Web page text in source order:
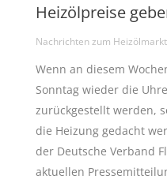
Heizölpreise
Nachrichten zum Heizölmarkt
Wenn an diesem
Sonntag wieder die
zurückgestellt werden,
die Heizung gedacht
der Deutsche Verband
aktuellen